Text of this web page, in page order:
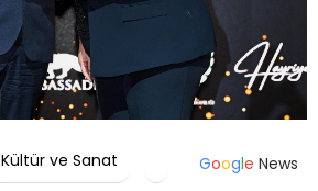
Kültür ve Sanat Google News